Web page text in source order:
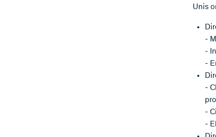
Unis
-
-
-
-
-
-